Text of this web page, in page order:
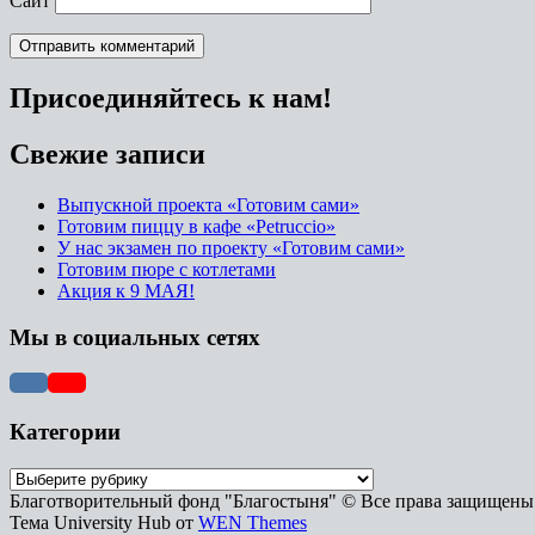
Присоединяйтесь к нам!
Свежие записи
Выпускной проекта «Готовим сами»
Готовим пиццу в кафе «Petruccio»
У нас экзамен по проекту «Готовим сами»
Готовим пюре с котлетами
Акция к 9 МАЯ!
Мы в социальных сетях
Категории
Благотворительный фонд "Благостыня" © Все права
Тема University Hub от WEN Themes